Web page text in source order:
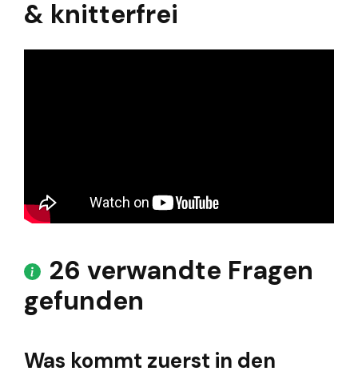
& knitterfrei
26 verwandte Fragen
gefunden
Was kommt zuerst in den